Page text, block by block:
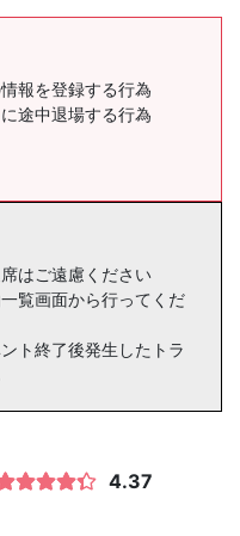
報を登録する行為
途中退場する行為
はご遠慮ください
覧画面から行ってくだ
ト終了後発生したトラ
4.37